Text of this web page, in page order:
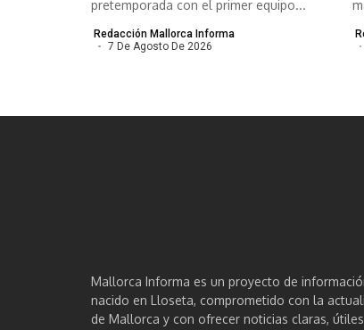
pretemporada con el primer equipo...
Redacción Mallorca Informa
7 De Agosto De 2026
Mallorca Informa es un proyecto de
nacido en Lloseta, comprometido con la
de Mallorca y con ofrecer noticias claras,